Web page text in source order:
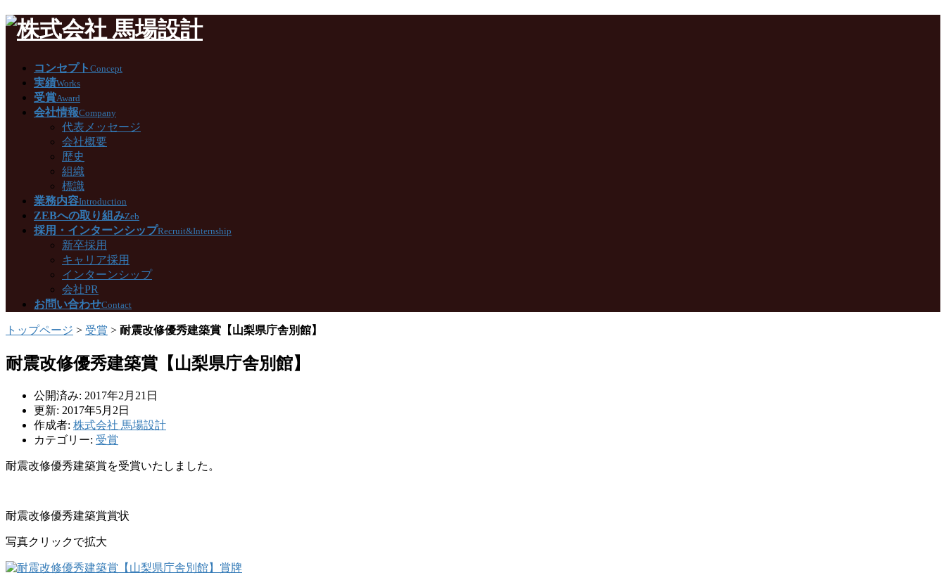
コンセプト Concept
実績Works
受賞Award
会社情報Company
代表メッセージ
会社概要
歴史
組織
標識
業務内容Introduction
ZEBへの取り組みZeb
採用・インターンシップRecruit&Internship
新卒採用
キャリア採用
インターンシップ
会社PR
お問い合わせContact
トップページ > 受賞 > 耐震改修優秀建築賞【山梨県庁舎別館】
耐震改修優秀建築賞【山梨県庁舎別館】
公開済み: 2017年2月21日
更新: 2017年5月2日
作成者: 株式会社 馬場設計
カテゴリー: 受賞
耐震改修優秀建築賞を受賞いたしました。
耐震改修優秀建築賞賞状
写真クリックで拡大